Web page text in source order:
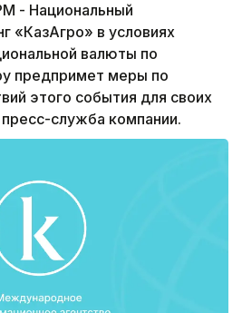
- Национальный
«КазАгро» в условиях
валюты по
предпримет меры по
этого события для своих
служба компании.